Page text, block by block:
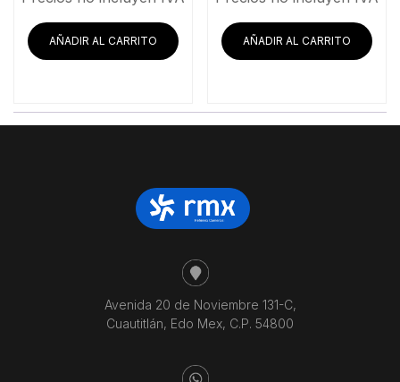
AÑADIR AL CARRITO AÑADIR AL CARRITO
Avenida 20 de Noviembre 131-C,
Cuautitlán, Edo Mex, C.P. 54800